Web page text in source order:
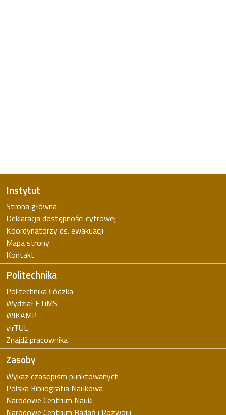
Instytut
Strona główna
Deklaracja dostępności cyfrowej
Koordynatorzy ds. ewakuacji
Mapa strony
Kontakt
Politechnika
Politechnika Łódzka
Wydział FTiMS
WIKAMP
virTUL
Znajdź pracownika
Zasoby
Wykaz czasopism punktowanych
Polska Bibliografia Naukowa
Narodowe Centrum Nauki
Narodowe Centrum Badań i Rozwoju